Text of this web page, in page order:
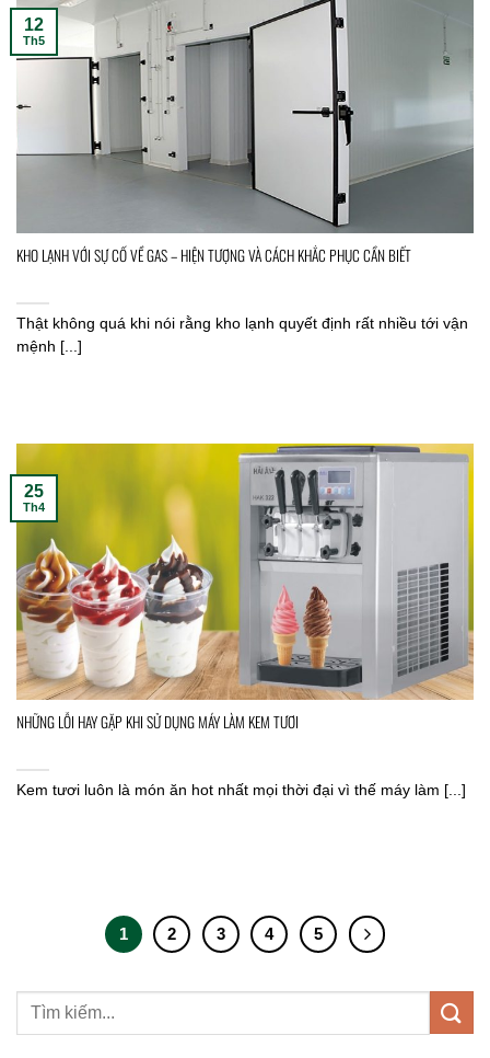
KHO LẠNH VỚI SỰ CỐ VỀ GAS – HIỆN TƯỢNG VÀ CÁCH KHẮC PHỤC CẦN BIẾT
Thật không quá khi nói rằng kho lạnh quyết định rất nhiều tới vận
mệnh [...]
12
Th5
NHỮNG LỖI HAY GẶP KHI SỬ DỤNG MÁY LÀM KEM TƯƠI
Kem tươi luôn là món ăn hot nhất mọi thời đại vì thế máy làm [...]
25
Th4
1 2 3 4 5